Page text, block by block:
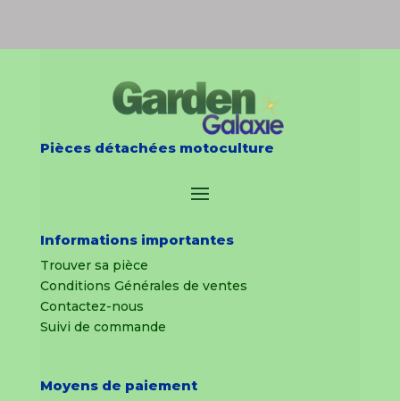
Pièces détachées motoculture
Informations importantes
Trouver sa pièce
Conditions Générales de ventes
Contactez-nous
Suivi de commande
Moyens de paiement